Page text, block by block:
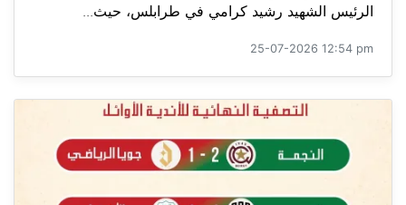
الرئيس الشهيد رشيد كرامي في طرابلس، حيث...
25-07-2026 12:54 pm